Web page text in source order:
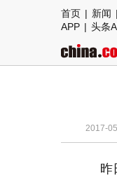
首页 | 新闻 |
APP | 头条
2017-
昨